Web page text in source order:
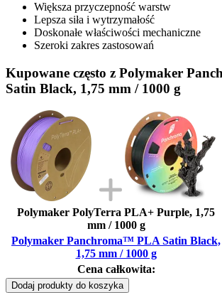
Większa przyczepność warstw
Lepsza siła i wytrzymałość
Doskonałe właściwości mechaniczne
Szeroki zakres zastosowań
Kupowane często z Polymaker
Satin Black, 1,75 mm / 1000 g
Polymaker PolyTerra PLA+ Purple, 1,75
mm / 1000 g
Polymaker Panchroma™ PLA Satin Black,
1,75 mm / 1000 g
Cena całkowita:
Dodaj produkty do koszyka